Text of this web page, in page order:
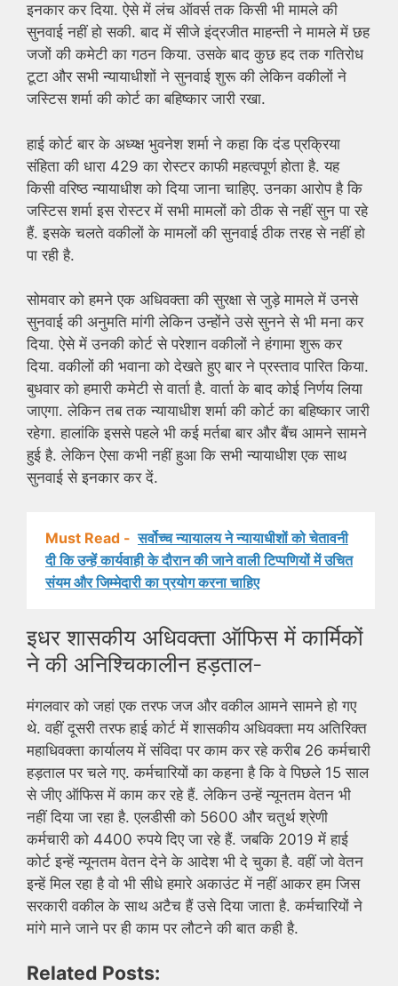
इनकार कर दिया. ऐसे में लंच ऑवर्स तक किसी भी मामले की
सुनवाई नहीं हो सकी. बाद में सीजे इंद्रजीत माहन्ती ने मामले में छह
जजों की कमेटी का गठन किया. उसके बाद कुछ हद तक गतिरोध
टूटा और सभी न्यायाधीशों ने सुनवाई शुरू की लेकिन वकीलों ने
जस्टिस शर्मा की कोर्ट का बहिष्कार जारी रखा.
हाई कोर्ट बार के अध्य्क्ष भुवनेश शर्मा ने कहा कि दंड प्रक्रिया
संहिता की धारा 429 का रोस्टर काफी महत्वपूर्ण होता है. यह
किसी वरिष्ठ न्यायाधीश को दिया जाना चाहिए. उनका आरोप है कि
जस्टिस शर्मा इस रोस्टर में सभी मामलों को ठीक से नहीं सुन पा रहे
हैं. इसके चलते वकीलों के मामलों की सुनवाई ठीक तरह से नहीं हो
पा रही है.
सोमवार को हमने एक अधिवक्ता की सुरक्षा से जुड़े मामले में उनसे
सुनवाई की अनुमति मांगी लेकिन उन्होंने उसे सुनने से भी मना कर
दिया. ऐसे में उनकी कोर्ट से परेशान वकीलों ने हंगामा शुरू कर
दिया. वकीलों की भवाना को देखते हुए बार ने प्रस्ताव पारित किया.
बुधवार को हमारी कमेटी से वार्ता है. वार्ता के बाद कोई निर्णय लिया
जाएगा. लेकिन तब तक न्यायाधीश शर्मा की कोर्ट का बहिष्कार जारी
रहेगा. हालांकि इससे पहले भी कई मर्तबा बार और बैंच आमने सामने
हुई है. लेकिन ऐसा कभी नहीं हुआ कि सभी न्यायाधीश एक साथ
सुनवाई से इनकार कर दें.
Must Read - सर्वोच्च न्यायालय ने न्यायाधीशों को चेतावनी
दी कि उन्हें कार्यवाही के दौरान की जाने वाली टिप्पणियों में उचित
संयम और जिम्मेदारी का प्रयोग करना चाहिए
इधर शासकीय अधिवक्ता ऑफिस में कार्मिकों
ने की अनिश्चिकालीन हड़ताल-
मंगलवार को जहां एक तरफ जज और वकील आमने सामने हो गए
थे. वहीं दूसरी तरफ हाई कोर्ट में शासकीय अधिवक्ता मय अतिरिक्त
महाधिवक्ता कार्यालय में संविदा पर काम कर रहे करीब 26 कर्मचारी
हड़ताल पर चले गए. कर्मचारियों का कहना है कि वे पिछले 15 साल
से जीए ऑफिस में काम कर रहे हैं. लेकिन उन्हें न्यूनतम वेतन भी
नहीं दिया जा रहा है. एलडीसी को 5600 और चतुर्थ श्रेणी
कर्मचारी को 4400 रुपये दिए जा रहे हैं. जबकि 2019 में हाई
कोर्ट इन्हें न्यूनतम वेतन देने के आदेश भी दे चुका है. वहीं जो वेतन
इन्हें मिल रहा है वो भी सीधे हमारे अकाउंट में नहीं आकर हम जिस
सरकारी वकील के साथ अटैच हैं उसे दिया जाता है. कर्मचारियों ने
मांगे माने जाने पर ही काम पर लौटने की बात कही है.
Related Posts: